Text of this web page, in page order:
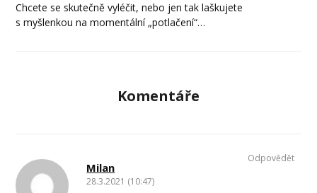
Chcete se skutečně vyléčit, nebo jen tak laškujete
s myšlenkou na momentální „potlačení“…
Komentáře
Milan
28.3.2021 (10:47)
Odpovědět